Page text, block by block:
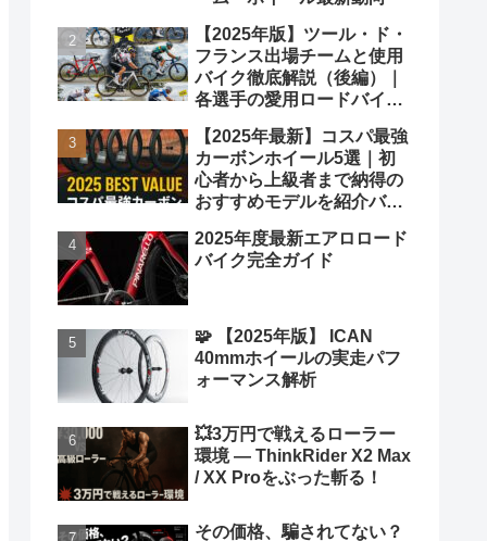
【2025年版】ツール・ド・
フランス出場チームと使用
バイク徹底解説（後編）｜
各選手の愛用ロードバイク
【2025年最新】コスパ最強
カーボンホイール5選｜初
心者から上級者まで納得の
おすすめモデルを紹介バカ
2025年度最新エアロロード
バイク完全ガイド
🧩 【2025年版】 ICAN
40mmホイールの実走パフ
ォーマンス解析
💥3万円で戦えるローラー
環境 ― ThinkRider X2 Max
/ XX Proをぶった斬る！
その価格、騙されてない？